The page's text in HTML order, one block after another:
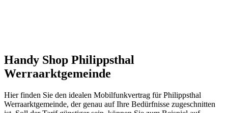
Handy Shop Philippsthal
Werraarktgemeinde
Hier finden Sie den idealen Mobilfunkvertrag für Philippsthal
Werraarktgemeinde, der genau auf Ihre Bedürfnisse zugeschnitten